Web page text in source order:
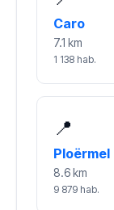
Caro
7.1 km
1 138 hab.
📍
Ploërmel
8.6 km
9 879 hab.